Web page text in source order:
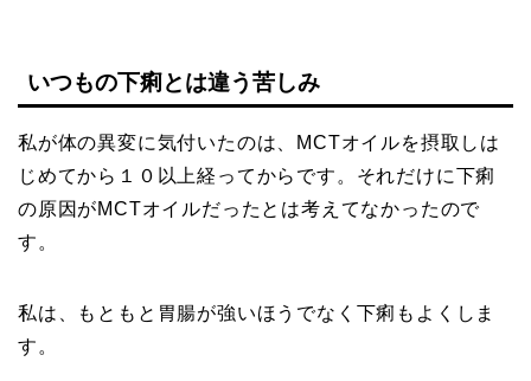
いつもの下痢とは違う苦しみ
私が体の異変に気付いたのは、MCTオイルを摂取しは
じめてから１０以上経ってからです。それだけに下痢
の原因がMCTオイルだったとは考えてなかったので
す。
私は、もともと胃腸が強いほうでなく下痢もよくしま
す。